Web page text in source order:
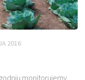
2016
monitorujemy